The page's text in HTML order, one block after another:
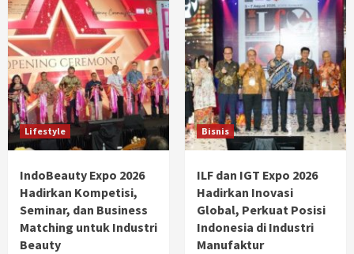
Lifestyle
IndoBeauty Expo 2026
Hadirkan Kompetisi,
Seminar, dan Business
Matching untuk Industri
Beauty
Bisnis
ILF dan IGT Expo 2026
Hadirkan Inovasi
Global, Perkuat Posisi
Indonesia di Industri
Manufaktur